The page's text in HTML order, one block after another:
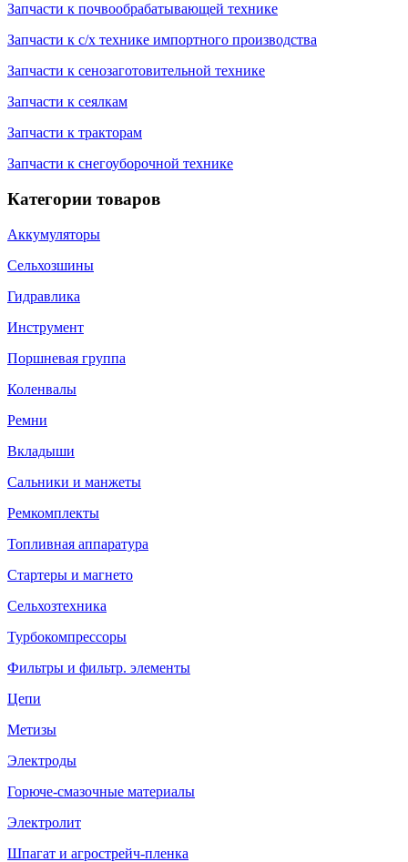
Запчасти к почвообрабатывающей технике
Запчасти к с/х технике импортного производства
Запчасти к сенозаготовительной технике
Запчасти к сеялкам
Запчасти к тракторам
Запчасти к снегоуборочной технике
Категории товаров
Аккумуляторы
Сельхозшины
Гидравлика
Инструмент
Поршневая группа
Коленвалы
Ремни
Вкладыши
Сальники и манжеты
Ремкомплекты
Топливная аппаратура
Стартеры и магнето
Сельхозтехника
Турбокомпрессоры
Фильтры и фильтр. элементы
Цепи
Метизы
Электроды
Горюче-смазочные материалы
Электролит
Шпагат и агрострейч-пленка